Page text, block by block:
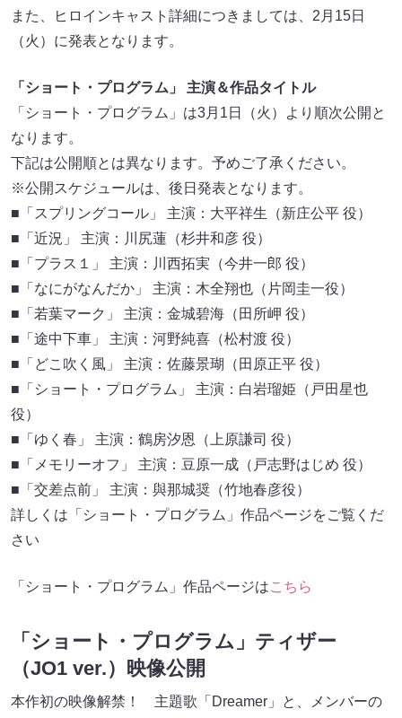
また、ヒロインキャスト詳細につきましては、2月15日
（火）に発表となります。
「ショート・プログラム」 主演＆作品タイトル
「ショート・プログラム」は3月1日（火）より順次公開と
なります。
下記は公開順とは異なります。予めご了承ください。
※公開スケジュールは、後日発表となります。
■「スプリングコール」 主演：大平祥生（新庄公平 役）
■「近況」 主演：川尻蓮（杉井和彦 役）
■「プラス１」 主演：川西拓実（今井一郎 役）
■「なにがなんだか」 主演：木全翔也（片岡圭一役）
■「若葉マーク」 主演：金城碧海（田所岬 役）
■「途中下車」 主演：河野純喜（松村渡 役）
■「どこ吹く風」 主演：佐藤景瑚（田原正平 役）
■「ショート・プログラム」 主演：白岩瑠姫（戸田星也
役）
■「ゆく春」 主演：鶴房汐恩（上原謙司 役）
■「メモリーオフ」 主演：豆原一成（戸志野はじめ 役）
■「交差点前」 主演：與那城奨（竹地春彦役）
詳しくは「ショート・プログラム」作品ページをご覧くだ
さい
「ショート・プログラム」作品ページはこちら
「ショート・プログラム」ティザー
（JO1 ver.）映像公開
本作初の映像解禁！ 主題歌「Dreamer」と、メンバーの